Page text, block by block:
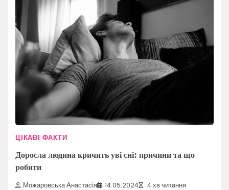
ЦІКАВІ ФАКТИ
Доросла людина кричить уві сні: причини та що
робити
Можаровська Анастасія 14.05.2024 4 хв читання